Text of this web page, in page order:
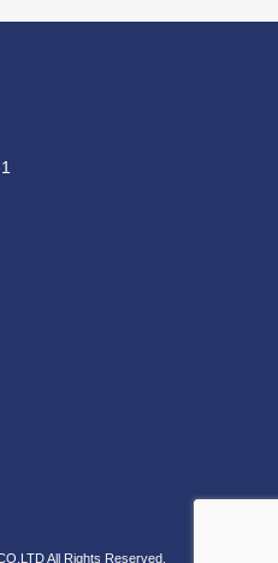
All Rights Reserved.